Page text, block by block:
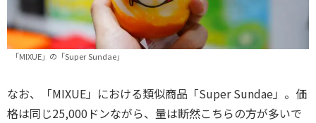
「MIXUE」の「Super Sundae」
なお、「MIXUE」における類似商品「Super Sundae」。価
格は同じ25,000ドンながら、量は断然こちらの方が多いで